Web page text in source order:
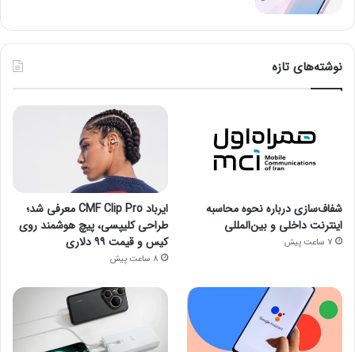
نوشته‌های تازه
شفاف‌سازی درباره نحوه محاسبه
اینترنت داخلی و بین‌المللی
7 ساعت پیش
ایرباد CMF Clip Pro معرفی شد؛
طراحی کلیپسی، پیچ هوشمند روی
کیس و قیمت ۹۹ دلاری
8 ساعت پیش